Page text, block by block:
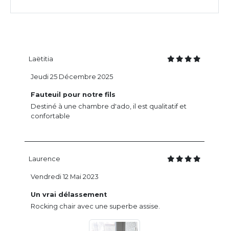
Laëtitia
Fauteuil pour notre fils
Destiné à une chambre d'ado, il est qualitatif et
confortable
Jeudi 25 Décembre 2025
Laurence
Un vrai délassement
Rocking chair avec une superbe assise.
Vendredi 12 Mai 2023